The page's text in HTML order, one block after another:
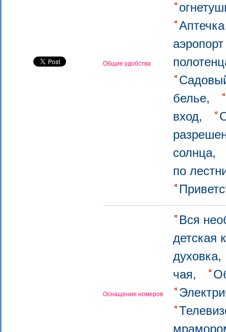
Общие удобства
белье,
вход,
солнца,
по
Оснащение номеров
Вся
детская
чая,